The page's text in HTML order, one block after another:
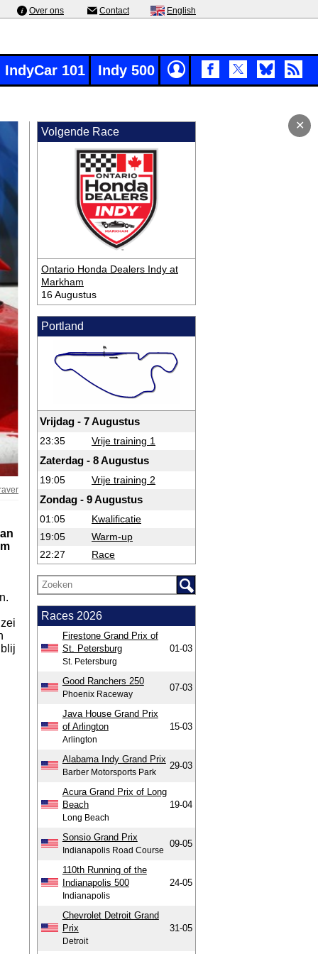
Over ons Contact English
IndyCar 101 Indy 500
✕
Volgende Race
Ontario Honda Dealers Indy at
Markham
16 Augustus
Portland
Vrijdag - 7 Augustus
23:35 Vrije training 1
Zaterdag - 8 Augustus
19:05 Vrije training 2
Zondag - 9 Augustus
01:05
Kwalificatie
19:05
Warm-up
22:27
Race
Races 2026
Firestone Grand Prix of
St. Petersburg
St. Petersburg
01-03
Good Ranchers 250
Phoenix Raceway
07-03
Java House Grand Prix
of Arlington
Arlington
15-03
Alabama Indy Grand Prix
Barber Motorsports Park
29-03
Acura Grand Prix of Long
Beach
Long Beach
19-04
Sonsio Grand Prix
Indianapolis Road Course
09-05
110th Running of the
Indianapolis 500
Indianapolis
24-05
Chevrolet Detroit Grand
Prix
Detroit
31-05